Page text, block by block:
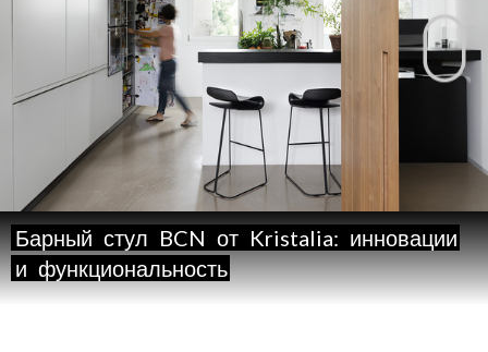
Барный стул BCN от Kristalia: инновации
и функциональность